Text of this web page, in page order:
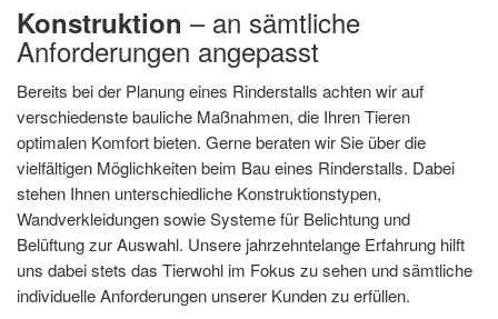
Konstruktion – an sämtliche
Anforderungen angepasst
Bereits bei der Planung eines Rinderstalls achten wir auf
verschiedenste bauliche Maßnahmen, die Ihren Tieren
optimalen Komfort bieten. Gerne beraten wir Sie über die
vielfältigen Möglichkeiten beim Bau eines Rinderstalls. Dabei
stehen Ihnen unterschiedliche Konstruktionstypen,
Wandverkleidungen sowie Systeme für Belichtung und
Belüftung zur Auswahl. Unsere jahrzehntelange Erfahrung hilft
uns dabei stets das Tierwohl im Fokus zu sehen und sämtliche
individuelle Anforderungen unserer Kunden zu erfüllen.